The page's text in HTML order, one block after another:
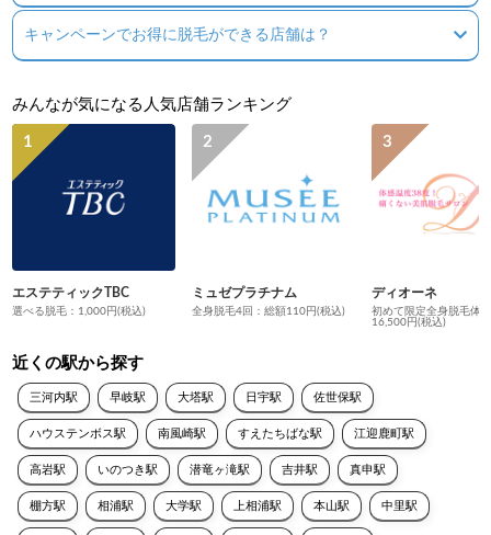
キャンペーンでお得に脱毛ができる店舗は？
みんなが気になる人気店舗ランキング
エステティックTBC
選べる脱毛：1,000円(税込)
ミュゼプラチナム
全身脱毛4回：総額110円(税込)
ディオーネ
初めて限定全身脱毛体
16,500円(税込)
近くの駅から探す
三河内駅 早岐駅 大塔駅 日宇駅 佐世保駅
ハウステンボス駅 南風崎駅 すえたちばな駅 江迎鹿町駅
高岩駅 いのつき駅 潜竜ヶ滝駅 吉井駅 真申駅
棚方駅 相浦駅 大学駅 上相浦駅 本山駅 中里駅